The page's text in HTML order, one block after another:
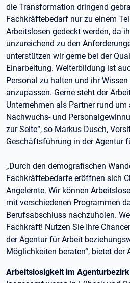
die Transformation dringend
Fachkräftebedarf nur zu einem
Arbeitslosen gedeckt werden, da
unzureichend zu den
unterstützen wir gerne bei der
Einarbeitung. Weiterbildung ist
Personal zu halten und ihr
anzupassen. Gerne steht der
Unternehmen als Partner rund um
Nachwuchs- und
zur Seite“, so Markus Dusch,
Geschäftsführung in der Agentur
„Durch den demografischen
Fachkräftebedarfe eröffnen sich
Angelernte. Wir können
mit verschiedenen Programmen
Berufsabschluss nachzuholen.
Fachkraft! Nutzen Sie Ihre
der Agentur für Arbeit
Möglichkeiten beraten“, bietet der
Arbeitslosigkeit im Agenturbezirk